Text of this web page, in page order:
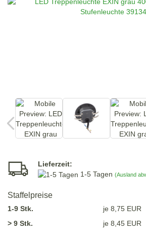
Lieferzeit:
1-5 Tagen (Ausland
Staffelpreise
1-9 Stk.
je 8,75 EUR
> 9 Stk.
je 8,45 EUR